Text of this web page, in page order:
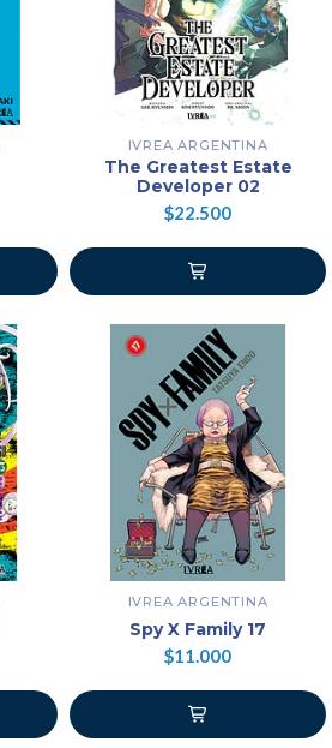
IVREA ARGENTINA
The Greatest Estate
Developer 02
$22.500
IVREA ARGENTINA
Spy X Family 17
$11.000